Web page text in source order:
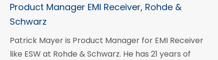
Product Manager EMI Receiver, Rohde &
Schwarz
Patrick Mayer is Product Manager for EMI Receiver
like ESW at Rohde & Schwarz. He has 21 years of